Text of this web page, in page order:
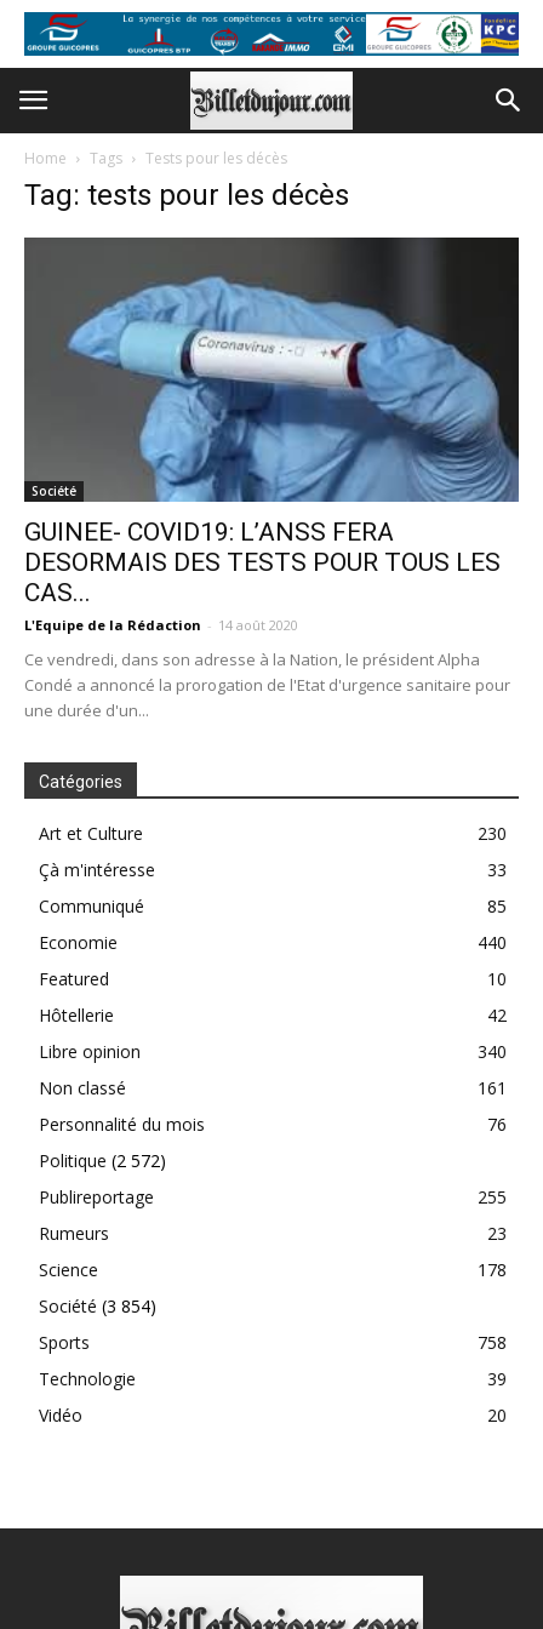
Home Tags Tests pour les décès
Tag: tests pour les décès
Société
GUINEE- COVID19: L’ANSS FERA
DESORMAIS DES TESTS POUR TOUS LES
CAS...
L'Equipe de la Rédaction - 14 août 2020
Ce vendredi, dans son adresse à la Nation, le président Alpha
Condé a annoncé la prorogation de l'Etat d'urgence sanitaire pour
une durée d'un...
Catégories
Art et Culture
230
Çà m'intéresse
33
Communiqué
85
Economie
440
Featured
10
Hôtellerie
42
Libre opinion
340
Non classé
161
Personnalité du mois
76
Politique (2 572)
Publireportage
255
Rumeurs
23
Science
178
Société (3 854)
Sports
758
Technologie
39
Vidéo
20